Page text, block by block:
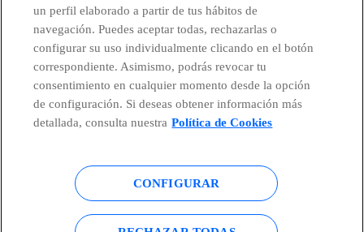
Canal de Denuncias
Centro Global Transparencia
Política de cookies Aviso legal
Accesibilidad Política de privacidad
un perfil elaborado a partir de tus hábitos de
navegación. Puedes aceptar todas, rechazarlas o
configurar su uso individualmente clicando en el botón
correspondiente. Asimismo, podrás revocar tu
consentimiento en cualquier momento desde la opción
de configuración. Si deseas obtener información más
detallada, consulta nuestra Política de Cookies
CONFIGURAR